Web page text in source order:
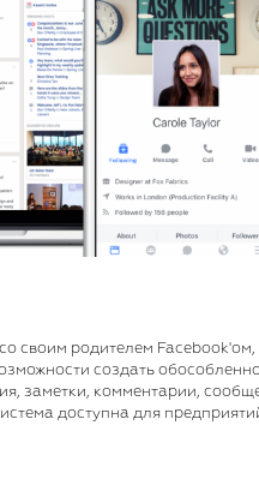
своим родителем Facebook'ом,
создать
заметки, комментарии,
доступна для